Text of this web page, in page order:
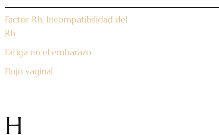
Factor Rh, Incompatibilidad del
Rh
Fatiga en el embarazo
Flujo vaginal
H